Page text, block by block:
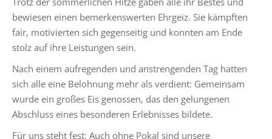
bewiesen einen bemerkenswerten Ehrgeiz. Sie kämpften
fair, motivierten sich gegenseitig und konnten am Ende
stolz auf ihre Leistungen sein.
Nach einem aufregenden und anstrengenden Tag hatten
sich alle eine Belohnung mehr als verdient: Gemeinsam
wurde ein großes Eis genossen, das den gelungenen
Abschluss eines besonderen Erlebnisses bildete.
Für uns steht fest: Auch ohne Pokal sind unsere